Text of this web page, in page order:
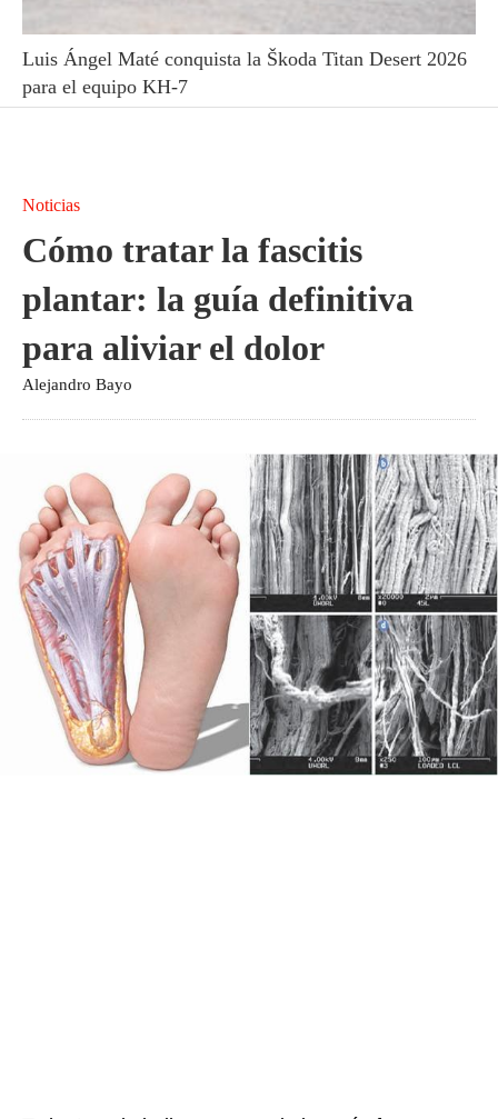
Luis Ángel Maté conquista la Škoda Titan Desert 2026
para el equipo KH-7